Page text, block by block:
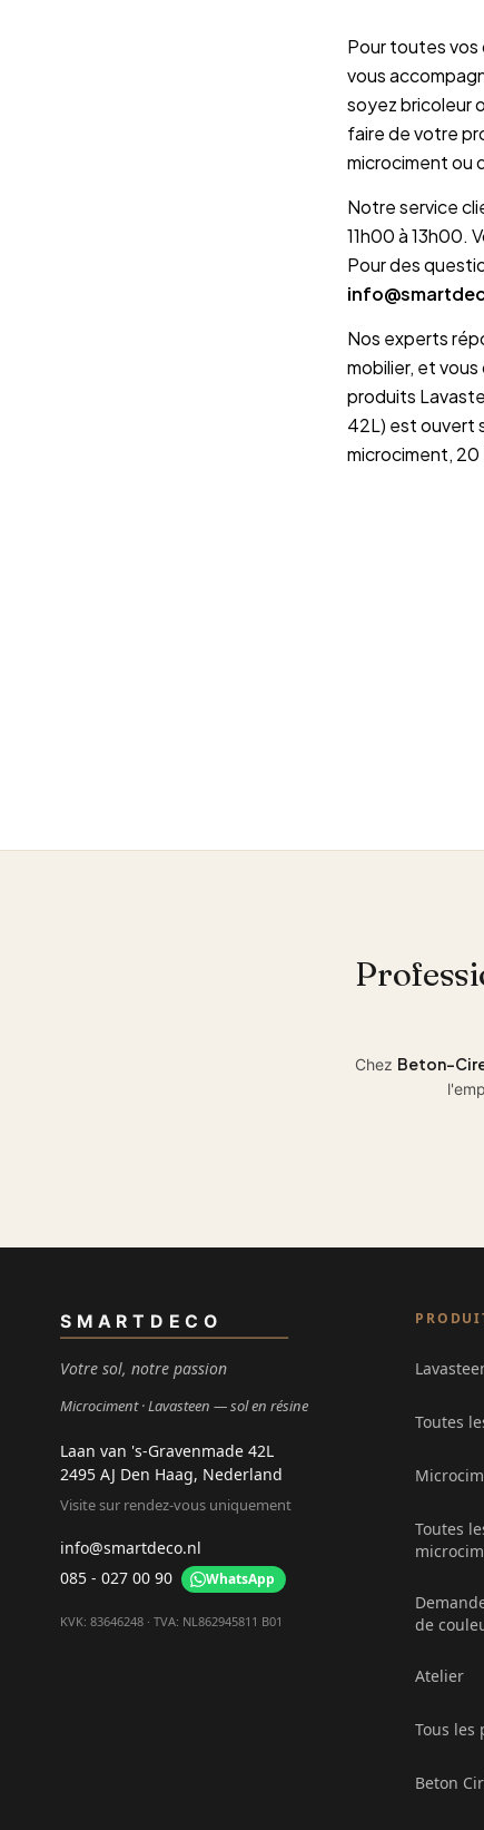
Pour toutes vos
vous
soyez bricoleur
faire de votre
microciment ou
Notre service
11h00 à 13h00.
Pour des
Nos experts
mobilier, et
produits
42L) est ouvert
microciment,
Chez Beton-
SMARTDECO
Votre sol, notre passion
Microciment Lavasteen — sol en résine
Laan van 's-Gravenmade 42L
2495 AJ Den Haag, Nederland
Visite sur rendez-vous uniquement
info@smartdeco.nl
085 - 027 00 90
WhatsApp
KVK: 83646248 · TVA: NL862945811 B01
Toutes
Toutes
de
Atelier
Tous les
Beton